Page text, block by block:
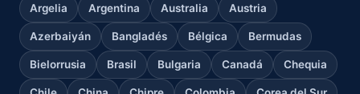
Argelia Argentina Australia Austria
Azerbaiyán Bangladés Bélgica Bermudas
Bielorrusia Brasil Bulgaria Canadá Chequia